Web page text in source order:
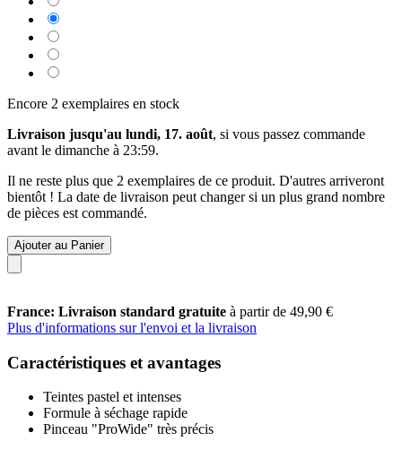
Encore 2 exemplaires en stock
Livraison jusqu'au lundi, 17. août, si vous passez commande
avant le dimanche à 23:59.
Il ne reste plus que 2 exemplaires de ce produit. D'autres arriveront
bientôt ! La date de livraison peut changer si un plus grand nombre
de pièces est commandé.
Ajouter au Panier
France: Livraison standard gratuite à partir de 49,90 €
Plus d'informations sur l'envoi et la livraison
Caractéristiques et avantages
Teintes pastel et intenses
Formule à séchage rapide
Pinceau "ProWide" très précis